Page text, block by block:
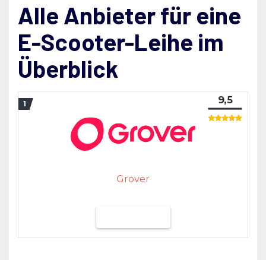
Alle Anbieter für eine
E-Scooter-Leihe im
Überblick
Grover
9,5